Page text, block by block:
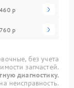
р
р
без учета
запчастей.
диагностику.
неисправность.